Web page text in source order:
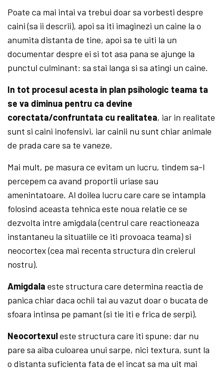
Poate ca mai intai va trebui doar sa vorbesti despre
caini (sa ii descrii), apoi sa iti imaginezi un caine la o
anumita distanta de tine, apoi sa te uiti la un
documentar despre ei si tot asa pana se ajunge la
punctul culminant: sa stai langa si sa atingi un caine.
In tot procesul acesta in plan psihologic teama ta
se va diminua pentru ca devine
corectata/confruntata cu realitatea, iar in realitate
sunt si caini inofensivi, iar cainii nu sunt chiar animale
de prada care sa te vaneze.
Mai mult, pe masura ce evitam un lucru, tindem sa-l
percepem ca avand proportii uriase sau
amenintatoare. Al doilea lucru care care se intampla
folosind aceasta tehnica este noua relatie ce se
dezvolta intre amigdala (centrul care reactioneaza
instantaneu la situatiile ce iti provoaca teama) si
neocortex (cea mai recenta structura din creierul
nostru).
Amigdala este structura care determina reactia de
panica chiar daca ochii tai au vazut doar o bucata de
sfoara intinsa pe pamant (si tie iti e frica de serpi).
Neocortexuleste structura care iti spune: dar nu
pare sa aiba culoarea unui sarpe, nici textura, sunt la
o distanta suficienta fata de el incat sa ma uit mai